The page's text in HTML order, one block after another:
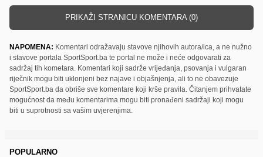
PRIKAŽI STRANICU KOMENTARA (0)
NAPOMENA: Komentari odražavaju stavove njihovih autora/ica, a ne nužno
i stavove portala SportSport.ba te portal ne može i neće odgovarati za
sadržaj tih kometara. Komentari koji sadrže vrijeđanja, psovanja i vulgaran
riječnik mogu biti uklonjeni bez najave i objašnjenja, ali to ne obavezuje
SportSport.ba da obriše sve komentare koji krše pravila. Čitanjem prihvatate
mogućnost da među komentarima mogu biti pronađeni sadržaji koji mogu
biti u suprotnosti sa vašim uvjerenjima.
POPULARNO